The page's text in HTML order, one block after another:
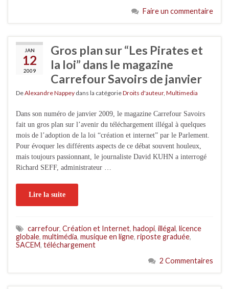
Faire un commentaire
JAN
12
2009
Gros plan sur “Les Pirates et
la loi” dans le magazine
Carrefour Savoirs de janvier
DeAlexandre Nappey dans la catégorieDroits d'auteur, Multimedia
Dans son numéro de janvier 2009, le magazine Carrefour Savoirs
fait un gros plan sur l’avenir du téléchargement illégal à quelques
mois de l’adoption de la loi “création et internet” par le Parlement.
Pour évoquer les différents aspects de ce débat souvent houleux,
mais toujours passionnant, le journaliste David KUHN a interrogé
Richard SEFF, administrateur …
Lire la suite
carrefour, Création et Internet, hadopi, illégal, licence
globale, multimédia, musique en ligne, riposte graduée,
SACEM, téléchargement
2 Commentaires